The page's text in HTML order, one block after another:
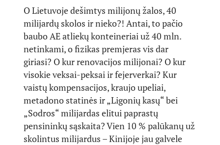
O Lietuvoje dešimtys milijonų žalos, 40
milijardų skolos ir nieko?! Antai, to pačio
baubo AE atliekų konteineriai už 40 mln.
netinkami, o fizikas premjeras vis dar
giriasi? O kur renovacijos milijonai? O kur
visokie veksai-peksai ir fejerverkai? Kur
vaistų kompensacijos, kraujo upeliai,
metadono statinės ir „Ligonių kasų“ bei
„Sodros“ milijardas elitui paprastų
pensininkų sąskaita? Vien 10 % palūkanų už
skolintus milijardus – Kinijoje jau galvele